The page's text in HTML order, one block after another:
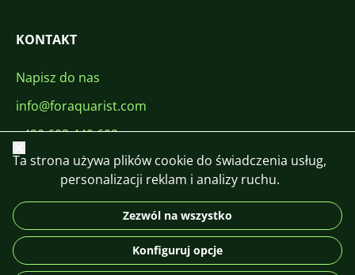
KONTAKT
Napisz do nas
info@foraquarist.com
+420 603 449 602
DE
© 2026 For Aquarist
Zamknij
Ta strona używa plików cookie do świadczenia usług,
personalizacji reklam i analizy ruchu.
Zezwól na wszystko
Konfiguruj opcje